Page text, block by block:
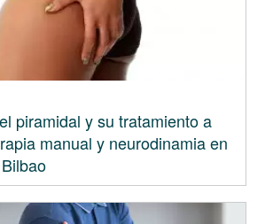
piramidal y su tratamiento a
manual y neurodinamia en